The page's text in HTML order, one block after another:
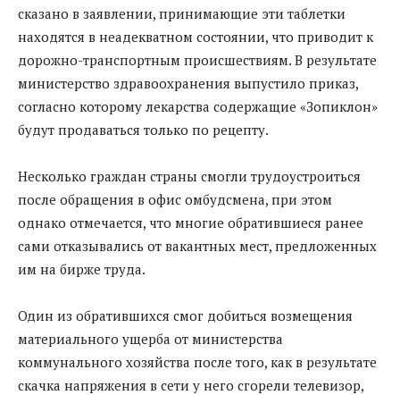
сказано в заявлении, принимающие эти таблетки
находятся в неадекватном состоянии, что приводит к
дорожно-транспортным происшествиям. В результате
министерство здравоохранения выпустило приказ,
согласно которому лекарства содержащие «Зопиклон»
будут продаваться только по рецепту.
Несколько граждан страны смогли трудоустроиться
после обращения в офис омбудсмена, при этом
однако отмечается, что многие обратившиеся ранее
сами отказывались от вакантных мест, предложенных
им на бирже труда.
Один из обратившихся смог добиться возмещения
материального ущерба от министерства
коммунального хозяйства после того, как в результате
скачка напряжения в сети у него сгорели телевизор,